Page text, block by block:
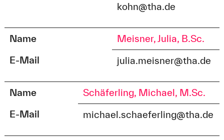
kohn@tha.de
Name
Meisner, Julia, B.Sc.
E-Mail
julia.meisner@tha.de
Name
Schäferling, Michael, M.Sc.
E-Mail
michael.schaeferling@tha.de